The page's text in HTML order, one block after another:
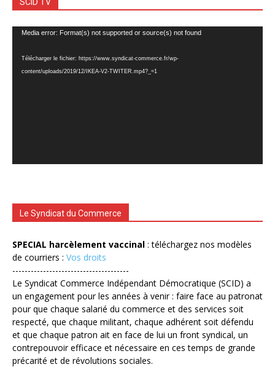
SCID TV
Lecteur
Media error: Format(s) not supported or source(s) not found
Télécharger le fichier: https://www.syndicat-commerce.fr/wp-
content/uploads/2019/12/IKEA-V2-TWITER.mp4?_=1
Le Syndicat du Commerce
SPECIAL harcèlement vaccinal : téléchargez nos modèles
de courriers : Vos droits
--------------------------------------
Le Syndicat Commerce Indépendant Démocratique (SCID) a
un engagement pour les années à venir : faire face au patronat
pour que chaque salarié du commerce et des services soit
respecté, que chaque militant, chaque adhérent soit défendu
et que chaque patron ait en face de lui un front syndical, un
contrepouvoir efficace et nécessaire en ces temps de grande
précarité et de révolutions sociales.